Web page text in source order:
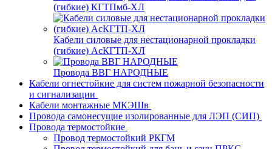
(гибкие) КГТПмб-ХЛ
Кабели силовые для нестационарной прокладки
(гибкие) АсКГТП-ХЛ
Провода ВВГ НАРОДНЫЕ
Кабели огнестойкие для систем пожарной безопасности
и сигнализации
Кабели монтажные МКЭШв
Провода самонесущие изолированные для ЛЭП (СИП)
Провода термостойкие
Провод термостойкий РКГМ